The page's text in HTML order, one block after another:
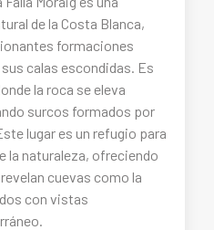
de la Costa Blanca,
formaciones
calas escondidas. Es
la roca se eleva
surcos formados por
lugar es un refugio para
la naturaleza, ofreciendo
cuevas como la
con vistas